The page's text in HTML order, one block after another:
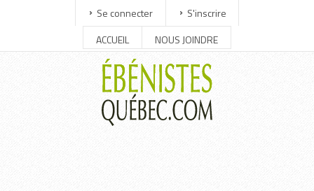
Se connecter
S'inscrire
ACCUEIL
NOUS JOINDRE